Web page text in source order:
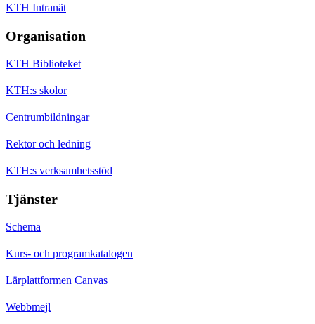
KTH Intranät
Organisation
KTH Biblioteket
KTH:s skolor
Centrumbildningar
Rektor och ledning
KTH:s verksamhetsstöd
Tjänster
Schema
Kurs- och programkatalogen
Lärplattformen Canvas
Webbmejl